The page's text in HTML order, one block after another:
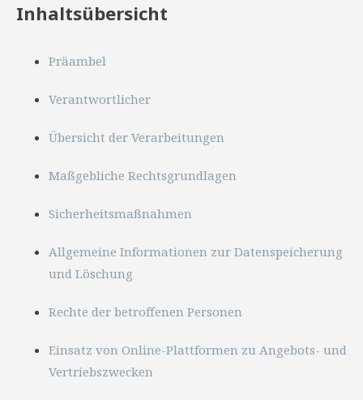
Inhaltsübersicht
Präambel
Verantwortlicher
Übersicht der Verarbeitungen
Maßgebliche Rechtsgrundlagen
Sicherheitsmaßnahmen
Allgemeine Informationen zur Datenspeicherung
und Löschung
Rechte der betroffenen Personen
Einsatz von Online-Plattformen zu Angebots- und
Vertriebszwecken